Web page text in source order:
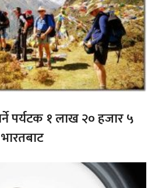
पर्यटक १ लाख २० हजार ५